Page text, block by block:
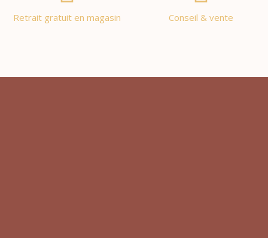
Retrait gratuit en magasin Conseil & vente